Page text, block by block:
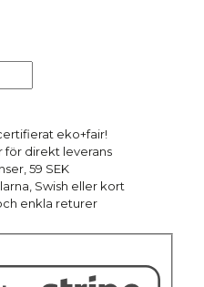
eko+fair!
för direkt leverans
59 SEK
Swish eller kort
enkla returer